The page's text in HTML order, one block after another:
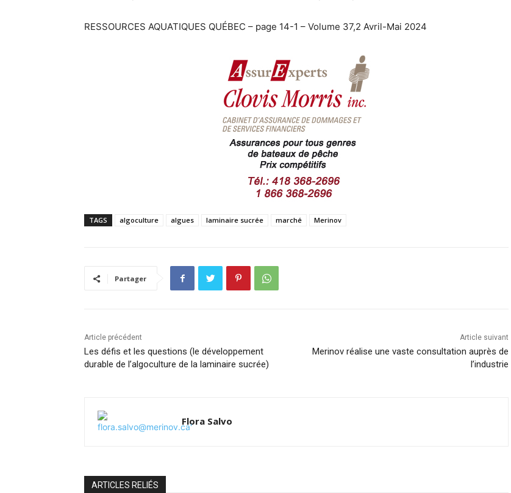
RESSOURCES AQUATIQUES QUÉBEC – page 14-1 – Volume 37,2 Avril-Mai 2024
TAGS algoculture algues laminaire sucrée marché Merinov
Partager
Article précédent
Les défis et les questions (le développement
durable de l’algoculture de la laminaire sucrée)
Article suivant
Merinov réalise une vaste consultation auprès de
l’industrie
Flora Salvo
ARTICLES RELIÉS